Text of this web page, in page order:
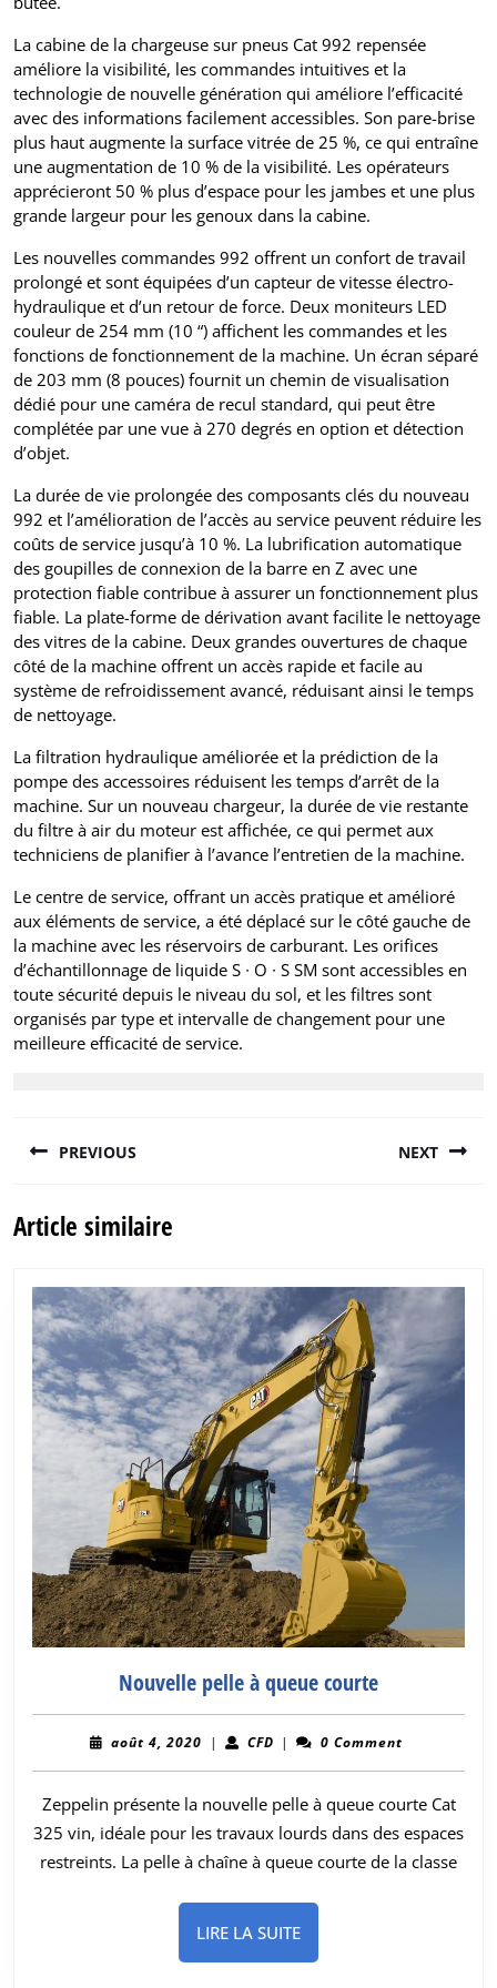
La cabine de la chargeuse sur pneus Cat 992 repensée
améliore la visibilité, les commandes intuitives et la
technologie de nouvelle génération qui améliore l’efficacité
avec des informations facilement accessibles. Son pare-brise
plus haut augmente la surface vitrée de 25 %, ce qui entraîne
une augmentation de 10 % de la visibilité. Les opérateurs
apprécieront 50 % plus d’espace pour les jambes et une plus
grande largeur pour les genoux dans la cabine.
Les nouvelles commandes 992 offrent un confort de travail
prolongé et sont équipées d’un capteur de vitesse électro-
hydraulique et d’un retour de force. Deux moniteurs LED
couleur de 254 mm (10 “) affichent les commandes et les
fonctions de fonctionnement de la machine. Un écran séparé
de 203 mm (8 pouces) fournit un chemin de visualisation
dédié pour une caméra de recul standard, qui peut être
complétée par une vue à 270 degrés en option et détection
d’objet.
La durée de vie prolongée des composants clés du nouveau
992 et l’amélioration de l’accès au service peuvent réduire les
coûts de service jusqu’à 10 %. La lubrification automatique
des goupilles de connexion de la barre en Z avec une
protection fiable contribue à assurer un fonctionnement plus
fiable. La plate-forme de dérivation avant facilite le nettoyage
des vitres de la cabine. Deux grandes ouvertures de chaque
côté de la machine offrent un accès rapide et facile au
système de refroidissement avancé, réduisant ainsi le temps
de nettoyage.
La filtration hydraulique améliorée et la prédiction de la
pompe des accessoires réduisent les temps d’arrêt de la
machine. Sur un nouveau chargeur, la durée de vie restante
du filtre à air du moteur est affichée, ce qui permet aux
techniciens de planifier à l’avance l’entretien de la machine.
Le centre de service, offrant un accès pratique et amélioré
aux éléments de service, a été déplacé sur le côté gauche de
la machine avec les réservoirs de carburant. Les orifices
d’échantillonnage de liquide S ∙ O ∙ S SM sont accessibles en
toute sécurité depuis le niveau du sol, et les filtres sont
organisés par type et intervalle de changement pour une
meilleure efficacité de service.
de
PREVIOUS
post:
NEXT
Article similaire
Nouvelle pelle à queue courteNouvelle
pelle
à
août 4, 2020août
| CFDCFD
| 0 Comment
Zeppelin présente la nouvelle pelle à queue courte Cat
325 vin, idéale pour les travaux lourds dans des espaces
restreints. La pelle à chaîne à queue courte de la classe
LIRE LA SUITELIRE
LA